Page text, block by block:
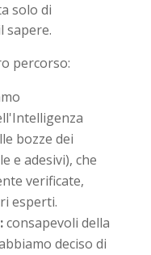
solo di
sapere.
percorso:
bozze dei
e adesivi), che
verificate,
esperti.
consapevoli della
deciso di